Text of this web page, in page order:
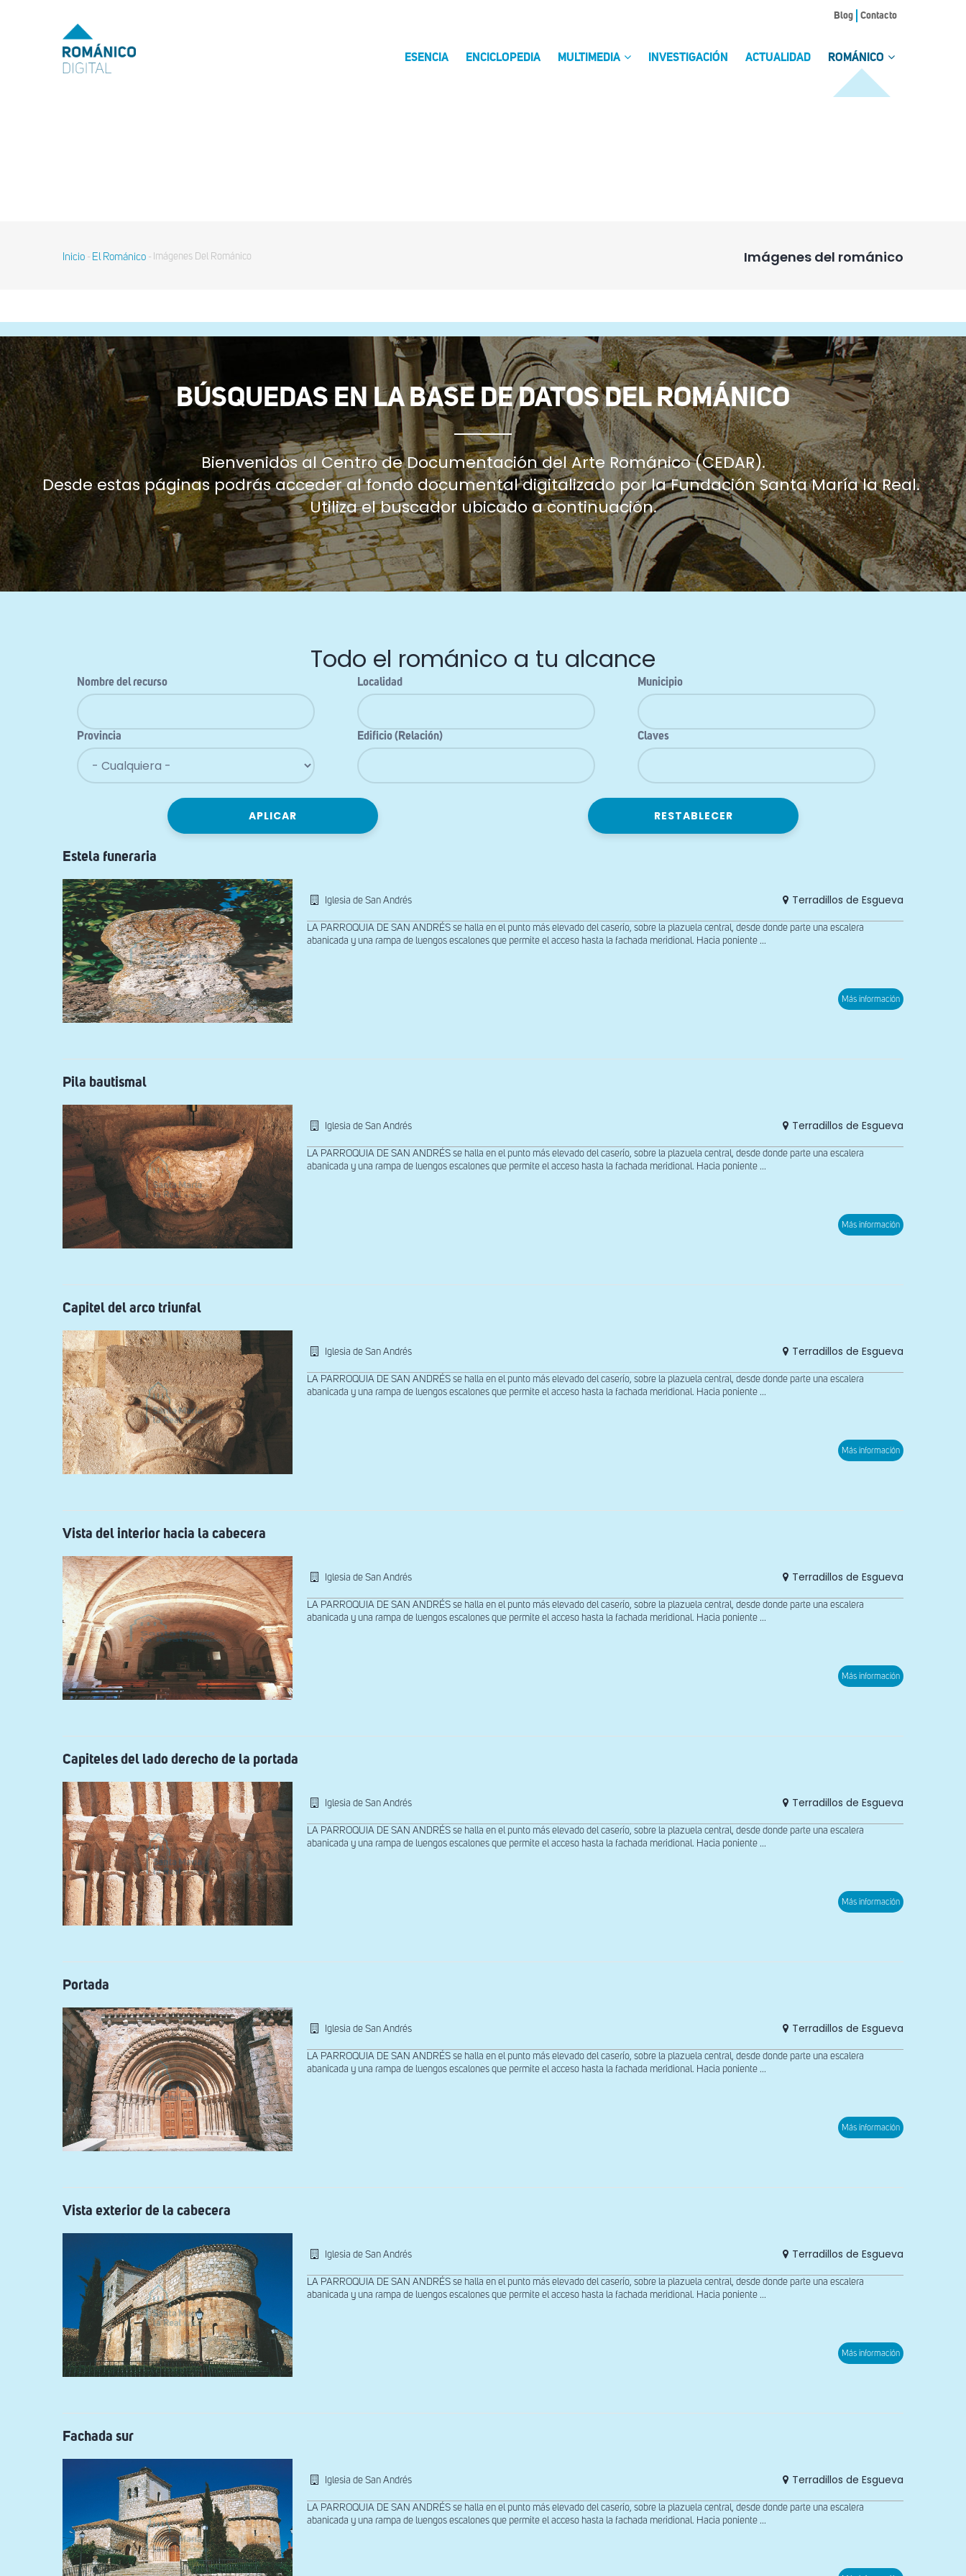
MENU
TOP
Blog Contacto
ESENCIA ENCICLOPEDIA MULTIMEDIA INVESTIGACIÓN ACTUALIDAD ROMÁNICO
Imágenes del románico
Sobrescribir
ayuda
a
la
navegación
Inicio - El Románico - Imágenes Del Románico
BÚSQUEDAS EN LA BASE DE DATOS DEL ROMÁNICO
Bienvenidos al Centro de Documentación del Arte Románico (CEDAR).
Desde estas páginas podrás acceder al fondo documental digitalizado por la Fundación Santa María la Real.
Utiliza el buscador ubicado a continuación.
Todo el románico a tu alcance
Nombre del recurso Localidad Municipio
Provincia Edificio (Relación) Claves
Estela funeraria
Iglesia de San Andrés Terradillos de Esgueva
LA PARROQUIA DE SAN ANDRÉS se halla en el punto más elevado del caserío, sobre la plazuela central, desde donde parte una escalera
abanicada y una rampa de luengos escalones que permite el acceso hasta la fachada meridional. Hacia poniente ...
Más información sobre
Estela
Pila bautismal
Iglesia de San Andrés Terradillos de Esgueva
LA PARROQUIA DE SAN ANDRÉS se halla en el punto más elevado del caserío, sobre la plazuela central, desde donde parte una escalera
abanicada y una rampa de luengos escalones que permite el acceso hasta la fachada meridional. Hacia poniente ...
Más información sobre
Pila
Capitel del arco triunfal
Iglesia de San Andrés Terradillos de Esgueva
LA PARROQUIA DE SAN ANDRÉS se halla en el punto más elevado del caserío, sobre la plazuela central, desde donde parte una escalera
abanicada y una rampa de luengos escalones que permite el acceso hasta la fachada meridional. Hacia poniente ...
Más información sobre
Capitel
Vista del interior hacia la cabecera
Iglesia de San Andrés Terradillos de Esgueva
LA PARROQUIA DE SAN ANDRÉS se halla en el punto más elevado del caserío, sobre la plazuela central, desde donde parte una escalera
abanicada y una rampa de luengos escalones que permite el acceso hasta la fachada meridional. Hacia poniente ...
Más información sobre
Vista
cabecera
Capiteles del lado derecho de la portada
Iglesia de San Andrés Terradillos de Esgueva
LA PARROQUIA DE SAN ANDRÉS se halla en el punto más elevado del caserío, sobre la plazuela central, desde donde parte una escalera
abanicada y una rampa de luengos escalones que permite el acceso hasta la fachada meridional. Hacia poniente ...
Más información sobre
Capiteles
la
Portada
Iglesia de San Andrés Terradillos de Esgueva
LA PARROQUIA DE SAN ANDRÉS se halla en el punto más elevado del caserío, sobre la plazuela central, desde donde parte una escalera
abanicada y una rampa de luengos escalones que permite el acceso hasta la fachada meridional. Hacia poniente ...
Más información sobre
Portada
Vista exterior de la cabecera
Iglesia de San Andrés Terradillos de Esgueva
LA PARROQUIA DE SAN ANDRÉS se halla en el punto más elevado del caserío, sobre la plazuela central, desde donde parte una escalera
abanicada y una rampa de luengos escalones que permite el acceso hasta la fachada meridional. Hacia poniente ...
Más información sobre
Vista
Fachada sur
Iglesia de San Andrés Terradillos de Esgueva
LA PARROQUIA DE SAN ANDRÉS se halla en el punto más elevado del caserío, sobre la plazuela central, desde donde parte una escalera
abanicada y una rampa de luengos escalones que permite el acceso hasta la fachada meridional. Hacia poniente ...